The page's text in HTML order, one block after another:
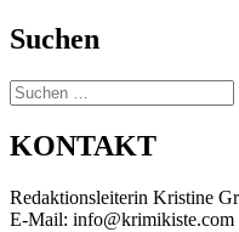
Suchen
Suchen
nach:
KONTAKT
Redaktionsleiterin Kristine
E-Mail: info@krimikiste.com